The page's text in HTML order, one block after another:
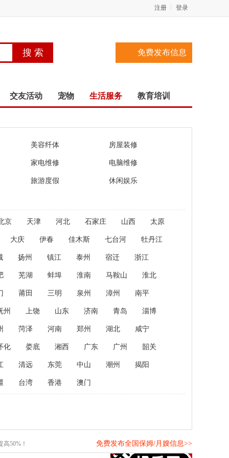
登录
注册
免费发布信息
交友活动 宠物 生活服务 教育培训
美容纤体 房屋装修
家电维修 电脑维修
旅游度假 休闲娱乐
京 天津 河北 石家庄 山西 太原
大庆 伊春 佳木斯 七台河 牡丹江
扬州 镇江 泰州 宿迁 浙江
芜湖 蚌埠 淮南 马鞍山 淮北
莆田 三明 泉州 漳州 南平
州 上饶 山东 济南 青岛 淄博
菏泽 河南 郑州 湖北 咸宁
化 娄底 湘西 广东 广州 韶关
清远 东莞 中山 潮州 揭阳
台湾 香港 澳门
50%！ 免费发布全国保姆/月嫂信息>>